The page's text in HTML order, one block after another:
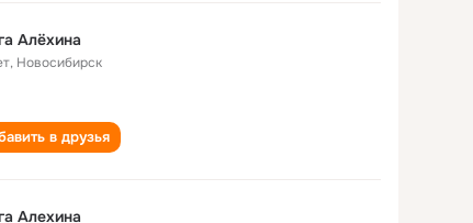
Алёхина
, Новосибирск
в друзья
Алехина